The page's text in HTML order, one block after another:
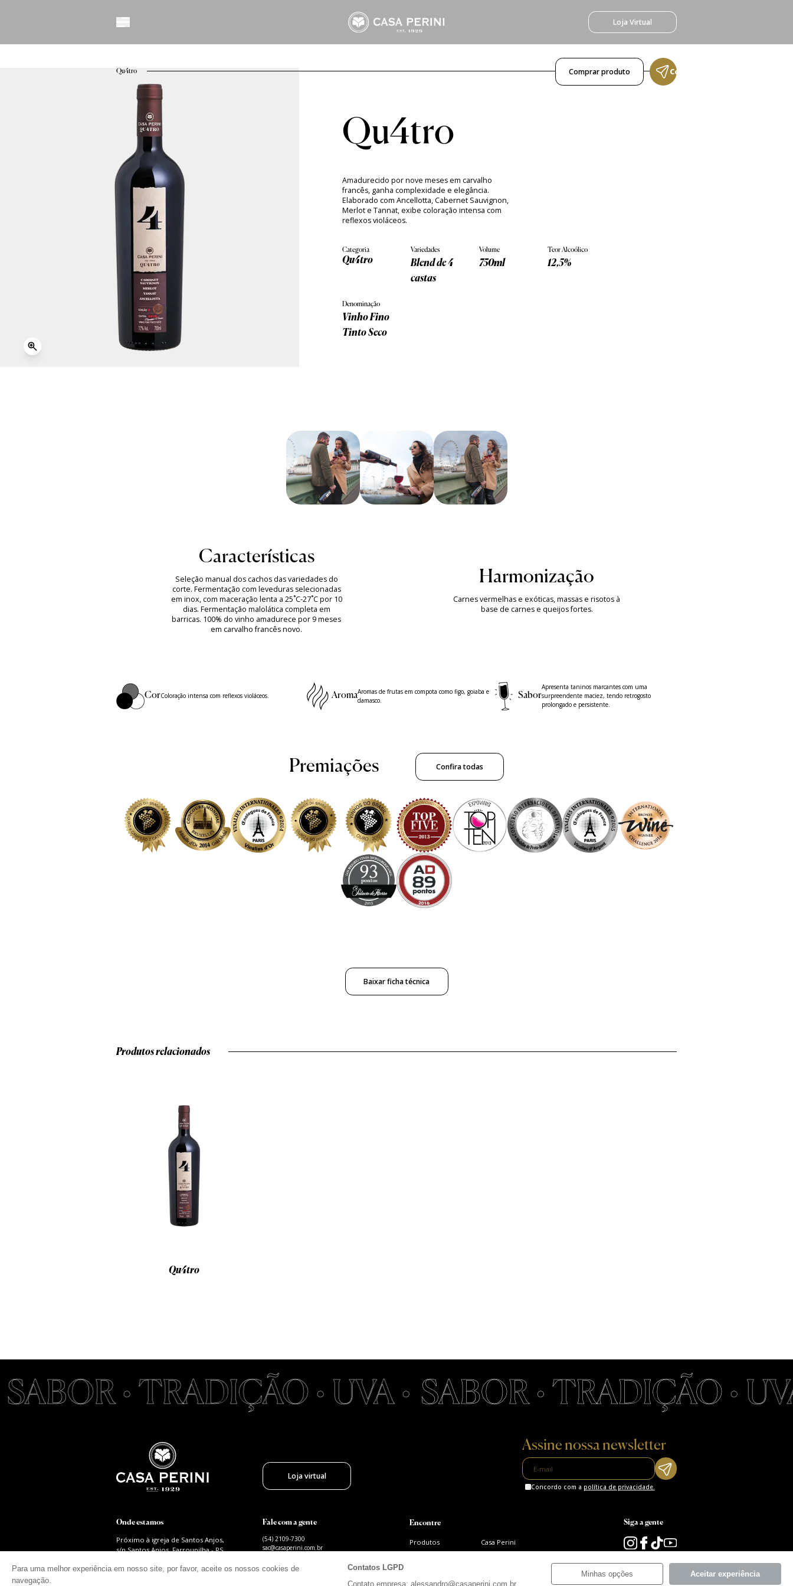
Loja Virtual
Qu4tro
Fração Única
Vitis
Solidário
Nuances
Qu4tro Comprar produto Compartilhar produto
Qu4tro
Amadurecido por nove meses em carvalho
francês, ganha complexidade e elegância.
Elaborado com Ancellotta, Cabernet Sauvignon,
Merlot e Tannat, exibe coloração intensa com
reflexos violáceos.
Categoria
Qu4tro
Variedades
Blend de 4
castas
Volume
750ml
Teor Alcoólico
12,5%
Denominação
Vinho Fino
Tinto Seco
Características
Seleção manual dos cachos das variedades do
corte. Fermentação com leveduras selecionadas
em inox, com maceração lenta a 25˚C-27˚C por 10
dias. Fermentação malolática completa em
barricas. 100% do vinho amadurece por 9 meses
em carvalho francês novo.
Harmonização
Carnes vermelhas e exóticas, massas e risotos à
base de carnes e queijos fortes.
CorColoração intensa com reflexos violáceos. AromaAromas de frutas em compota como figo, goiaba e
damasco.
Sabor
Apresenta taninos marcantes com uma
surpreendente maciez, tendo retrogosto
prolongado e persistente.
Premiações Confira todas
Baixar ficha técnica
Produtos relacionados
Qu4tro
• TRADIÇÃO • UVA • SABOR • TRADIÇÃO • UVA
Loja virtual
Assine nossa newsletter
Concordo com a política de privacidade.
Onde estamos
Próximo à igreja de Santos Anjos,
s/n Santos Anjos, Farroupilha - RS
Fale com a gente
(54) 2109-7300
sac@casaperini.com.br
Encontre
Produtos
Restaurante
Casa Perini
Dicas e Notícias
Siga a gente
Para uma melhor experiência em nosso site, por favor, aceite os nossos cookies de
navegação.
Contatos LGPD
Contato empresa: alessandro@casaperini.com.br
Minhas opções Aceitar experiência